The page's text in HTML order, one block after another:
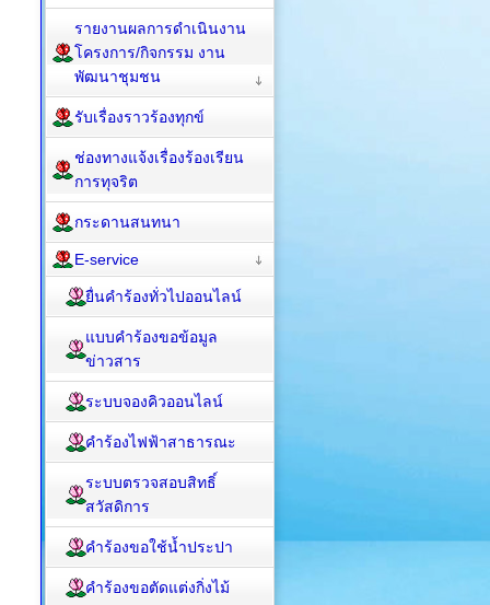
รายงานผลการดำเนินงาน
โครงการ/กิจกรรม งาน
พัฒนาชุมชน
รับเรื่องราวร้องทุกข์
ช่องทางแจ้งเรื่องร้องเรียน
การทุจริต
กระดานสนทนา
E-service
ยื่นคำร้องทั่วไปออนไลน์
แบบคำร้องขอข้อมูล
ข่าวสาร
ระบบจองคิวออนไลน์
คำร้องไฟฟ้าสาธารณะ
ระบบตรวจสอบสิทธิ์
สวัสดิการ
คำร้องขอใช้น้ำประปา
คำร้องขอตัดแต่งกิ่งไม้